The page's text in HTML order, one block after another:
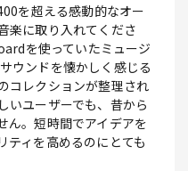
を超える感動的なオー
楽に取り入れてくださ
を使っていたミュージ
ウンドを懐かしく感じる
コレクションが整理され
いユーザーでも、昔から
ん。短時間でアイデアを
ティを高めるのにとても